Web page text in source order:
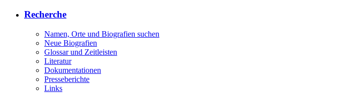
Recherche
Namen, Orte und Biografien suchen
Neue Biografien
Glossar und Zeitleisten
Literatur
Dokumentationen
Presseberichte
Links